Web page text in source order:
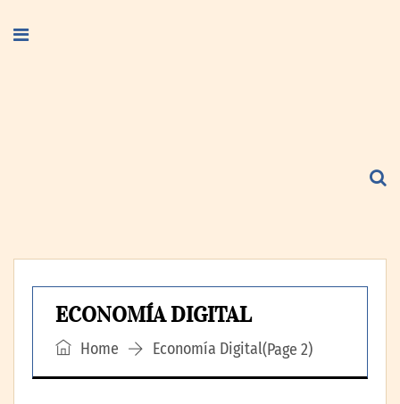
ECONOMÍA DIGITAL
Home Economía Digital(Page 2)